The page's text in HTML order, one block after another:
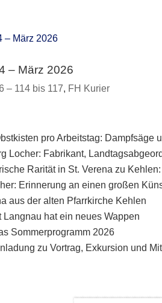
– März 2026
– 114 bis 117, FH Kurier
pro Arbeitstag: Dampfsäge
Locher: Fabrikant,
Rarität in St. Verena zu
Erinnerung an einen großen
aus der alten Pfarrkirche Kehlen
Langnau hat ein neues Wappen
Sommerprogramm 2026
zu Vortrag, Exkursion und